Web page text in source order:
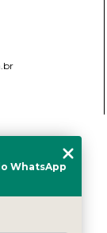
WhatsApp